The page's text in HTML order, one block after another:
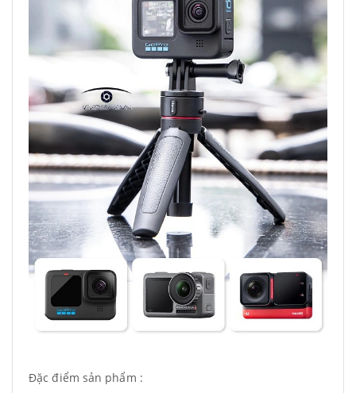
Đặc điểm sản phẩm :